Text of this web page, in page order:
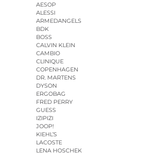
AESOP
ALESSI
ARMEDANGELS
BDK
BOSS
CALVIN KLEIN
CAMBIO
CLINIQUE
COPENHAGEN
DR. MARTENS
DYSON
ERGOBAG
FRED PERRY
GUESS
IZIPIZI
JOOP!
KIEHL’S
LACOSTE
LENA HOSCHEK